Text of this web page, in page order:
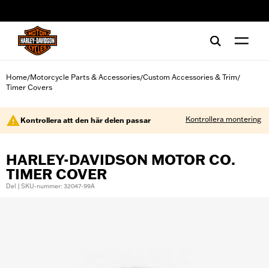
Home/Motorcycle Parts & Accessories/Custom Accessories & Trim/
Timer Covers
Kontrollera att den här delen passar Kontrollera montering
HARLEY-DAVIDSON MOTOR CO.
TIMER COVER
Del | SKU-nummer: 32047-99A